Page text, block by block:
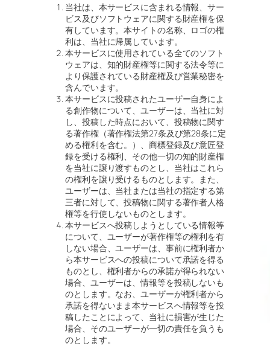
当社は、本サービスに含まれる情報、サー
ビス及びソフトウェアに関する財産権を保
有しています。本サイトの名称、ロゴの権
利は、当社に帰属しています。
本サービスに使用されている全てのソフト
ウェアは、知的財産権等に関する法令等に
より保護されている財産権及び営業秘密を
含んでいます。
本サービスに投稿されたユーザー自身によ
る創作物について、ユーザーは、当社に対
し、投稿した時点において、投稿物に関す
る著作権（著作権法第27条及び第28条に定
める権利を含む。）、商標登録及び意匠登
録を受ける権利、その他一切の知的財産権
を当社に譲り渡すものとし、当社はこれら
の権利を譲り受けるものとします。また、
ユーザーは、当社または当社の指定する第
三者に対して、投稿物に関する著作者人格
権等を行使しないものとします。
本サービスへ投稿しようとしている情報等
について、ユーザーが著作権等の権利を有
しない場合、ユーザーは、事前に権利者か
ら本サービスへの投稿について承諾を得る
ものとし、権利者からの承諾が得られない
場合、ユーザーは、情報等を投稿しないも
のとします。なお、ユーザーが権利者から
承諾を得ないまま本サービスへ情報等を投
稿したことによって、当社に損害が生じた
場合、そのユーザーが一切の責任を負うも
のとします。